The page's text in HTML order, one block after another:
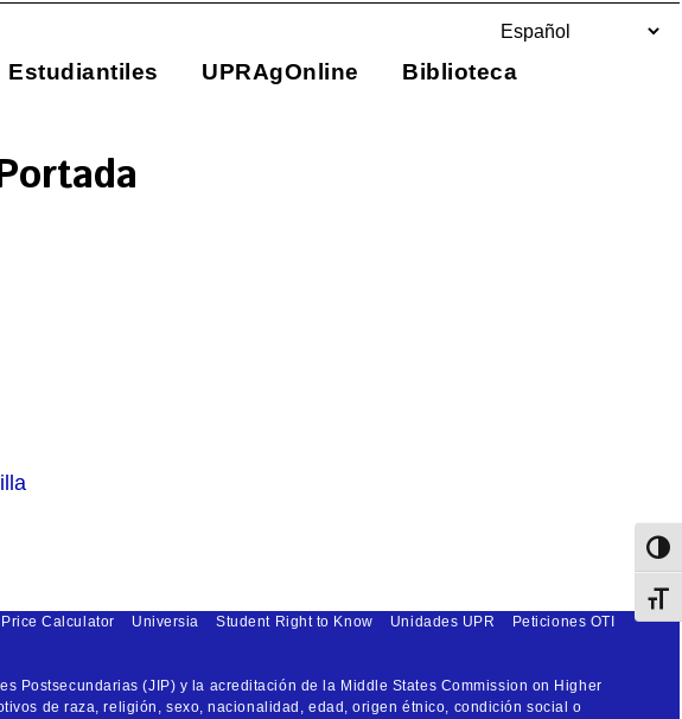
Estudiantiles UPRAgOnline Biblioteca
Price Calculator Universia Student Right to Know Unidades UPR
Peticiones OTI
Postsecundarias (JIP) y la acreditación de la Middle States Commission on Higher
de raza, religión, sexo, nacionalidad, edad, origen étnico, condición social o